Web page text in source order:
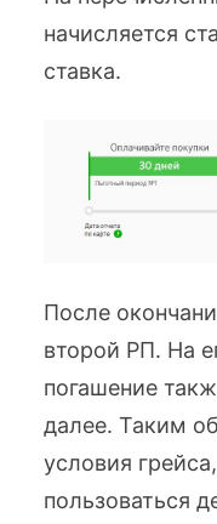
начисляется
ставка.
После
второй РП. На
погашение
далее. Таким
условия
пользоваться